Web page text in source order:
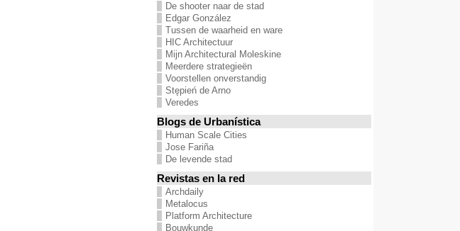
De shooter naar de stad
Edgar González
Tussen de waarheid en ware
HIC Architectuur
Mijn Architectural Moleskine
Meerdere strategieën
Voorstellen onverstandig
Stępień de Arno
Veredes
Blogs de Urbanística
Human Scale Cities
Jose Fariña
De levende stad
Revistas en la red
Archdaily
Metalocus
Platform Architecture
Bouwkunde